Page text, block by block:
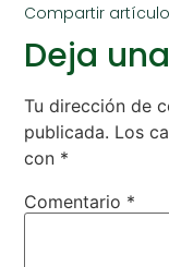
Compartir
Deja
Tu dirección de
publicada. Los
con *
Comentario *